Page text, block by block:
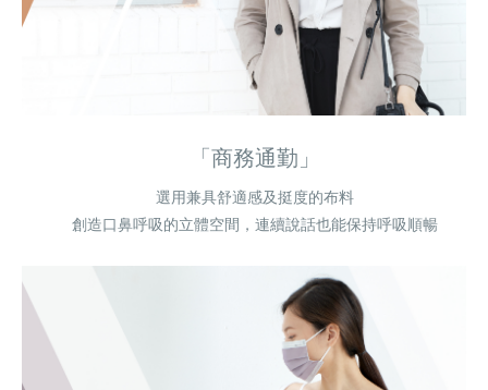
「商務通勤」
選用兼具舒適感及挺度的布料
創造口鼻呼吸的立體空間，連續說話也能保持呼吸順暢